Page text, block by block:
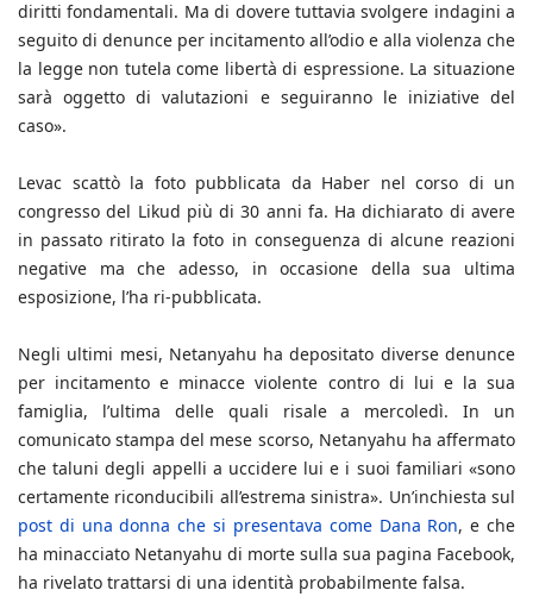
diritti fondamentali. Ma di dovere tuttavia svolgere indagini a
seguito di denunce per incitamento all’odio e alla violenza che
la legge non tutela come libertà di espressione. La situazione
sarà oggetto di valutazioni e seguiranno le iniziative del
caso».
Levac scattò la foto pubblicata da Haber nel corso di un
congresso del Likud più di 30 anni fa. Ha dichiarato di avere
in passato ritirato la foto in conseguenza di alcune reazioni
negative ma che adesso, in occasione della sua ultima
esposizione, l’ha ri-pubblicata.
Negli ultimi mesi, Netanyahu ha depositato diverse denunce
per incitamento e minacce violente contro di lui e la sua
famiglia, l’ultima delle quali risale a mercoledì. In un
comunicato stampa del mese scorso, Netanyahu ha affermato
che taluni degli appelli a uccidere lui e i suoi familiari «sono
certamente riconducibili all’estrema sinistra». Un’inchiesta sul
post di una donna che si presentava come Dana Ron, e che
ha minacciato Netanyahu di morte sulla sua pagina Facebook,
ha rivelato trattarsi di una identità probabilmente falsa.